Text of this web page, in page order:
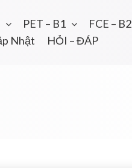
PET – B1
FCE – B2
Nhật HỎI – ĐÁP